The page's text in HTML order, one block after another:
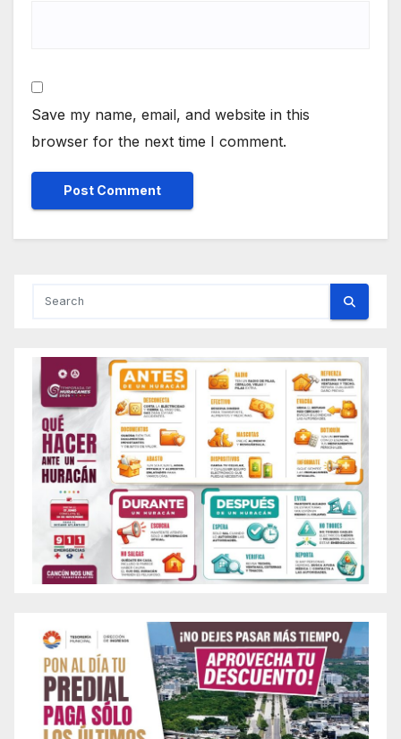
Save my name, email, and website in this
browser for the next time I comment.